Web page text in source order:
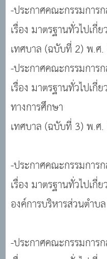
-ประกาศคณะกรรมการ
เรื่อง มาตรฐานทั่วไปเ
เทศบาล (ฉบับที่ 2) พ.ศ
-ประกาศคณะกรรมการ
เรื่อง มาตรฐานทั่วไปเ
ทางการศึกษา
เทศบาล (ฉบับที่ 3) พ.ศ
-ประกาศคณะกรรมการ
เรื่อง มาตรฐานทั่วไปเ
องค์การบริหารส่วนตำ
-ประกาศคณะกรรมการ